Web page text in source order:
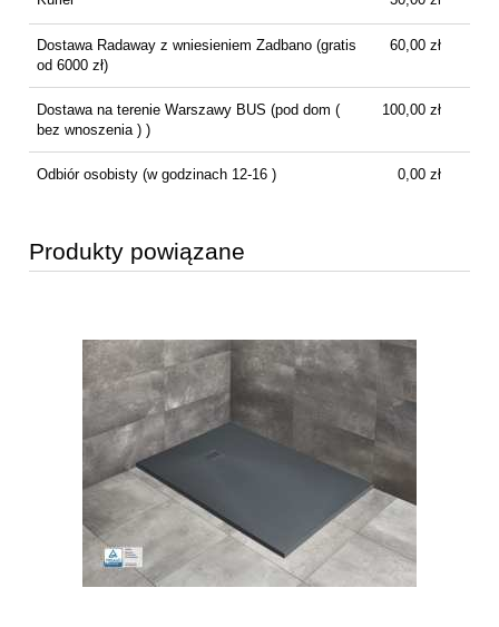
Dostawa Radaway z wniesieniem Zadbano(gratis
od 6000 zł)
60,00 zł
Dostawa na terenie Warszawy BUS (pod dom (
bez wnoszenia ) )
100,00 zł
Odbiór osobisty(w godzinach 12-16 ) 0,00 zł
Produkty powiązane